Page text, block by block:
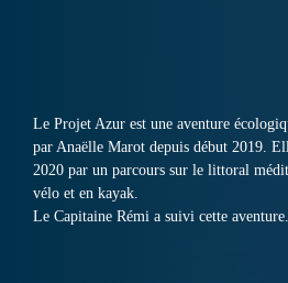
Le Projet Azur est une aventure
par Anaëlle Marot depuis début 2019.
2020 par un parcours sur le littoral
vélo et en kayak.
Le Capitaine Rémi a suivi cette aventure.